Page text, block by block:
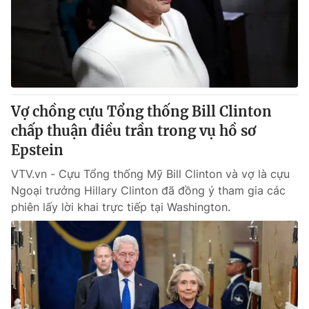
Sản phẩm
Lịch phát sóng
Chuyên mục khác
Emagazine Podcast
Photo
Video Shorts video
VTV Money VTV Thể thao
VTV Sức khoẻ Bất động sản
Vợ chồng cựu Tổng thống Bill Clinton
chấp thuận điều trần trong vụ hồ sơ
Epstein
VTV.vn - Cựu Tổng thống Mỹ Bill Clinton và vợ là cựu
Ngoại trưởng Hillary Clinton đã đồng ý tham gia các
phiên lấy lời khai trực tiếp tại Washington.